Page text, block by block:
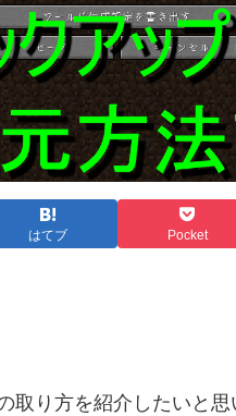
はてブ Pocket
り方を紹介したいと思